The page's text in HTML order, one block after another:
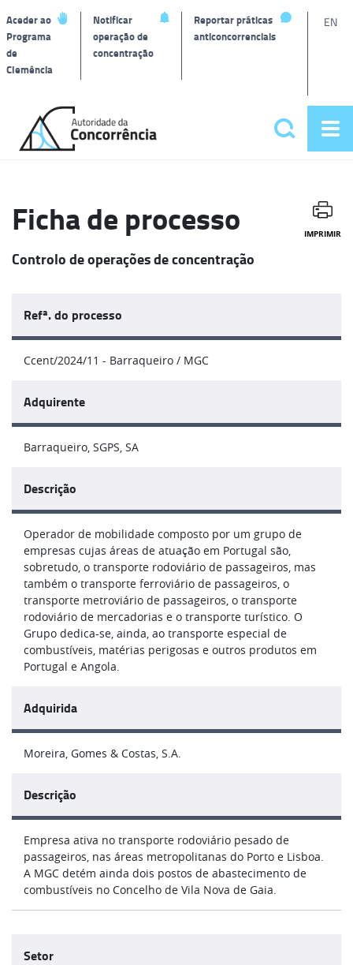
Aceder ao
Programa
de
Clemência
Notificar
operação de
concentração
Reportar práticas
anticoncorrenciais
EN
Página
inicial
Pesquisar
Ficha de processo IMPRIMIR
Controlo de operações de concentração
Refª. do processo
Ccent/2024/11 - Barraqueiro / MGC
Adquirente
Barraqueiro, SGPS, SA
Descrição
Operador de mobilidade composto por um grupo de
empresas cujas áreas de atuação em Portugal são,
sobretudo, o transporte rodoviário de passageiros, mas
também o transporte ferroviário de passageiros, o
transporte metroviário de passageiros, o transporte
rodoviário de mercadorias e o transporte turístico. O
Grupo dedica-se, ainda, ao transporte especial de
combustíveis, matérias perigosas e outros produtos em
Portugal e Angola.
Adquirida
Moreira, Gomes & Costas, S.A.
Descrição
Empresa ativa no transporte rodoviário pesado de
passageiros, nas áreas metropolitanas do Porto e Lisboa.
A MGC detém ainda dois postos de abastecimento de
combustíveis no Concelho de Vila Nova de Gaia.
Setor